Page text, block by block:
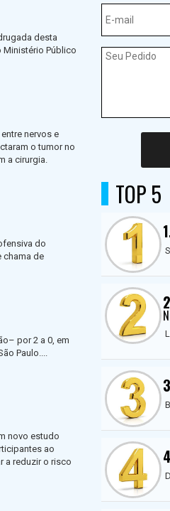
desta
Ministério Público
nervos e
o tumor no
a cirurgia.
do
chama de
por 2 a 0, em
Paulo....
novo estudo
ao
a reduzir o risco
TOP 5